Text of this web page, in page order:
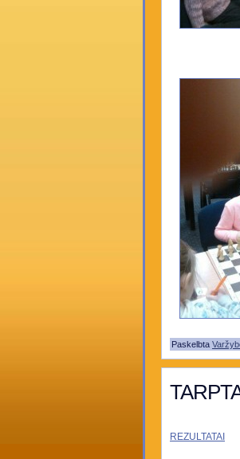
Paskelbta
REZULTATAI